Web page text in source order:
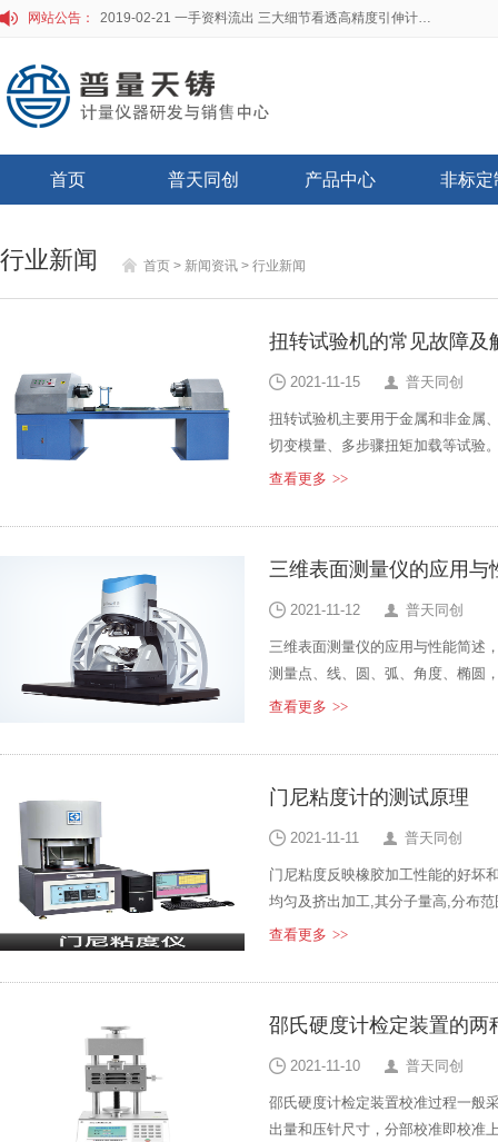
网站公告： 2019-02-21 一手资料流出 三大细节看透高精度引伸计标定仪
首页 普天同创 产品中心 非标定
行业新闻 首页 > 新闻资讯 > 行业新闻
扭转试验机的常见故障及
2021-11-15 普天同创
扭转试验机主要用于金属和非金属
切变模量、多步骤扭矩加载等试验
验机由主机、伺服电机、伺服控制
查看更多 >>
三维表面测量仪的应用与
2021-11-12 普天同创
三维表面测量仪的应用与性能简述
测量点、线、圆、弧、角度、椭圆
素构造：中心点构造、交点构造、
查看更多 >>
门尼粘度计的测试原理
2021-11-11 普天同创
门尼粘度反映橡胶加工性能的好坏
均匀及挤出加工,其分子量高,分布
粉料。门尼粘度低,胶料易粘辊,其
查看更多 >>
邵氏硬度计检定装置的两
2021-11-10 普天同创
邵氏硬度计检定装置校准过程一般
出量和压针尺寸，分部校准即校准